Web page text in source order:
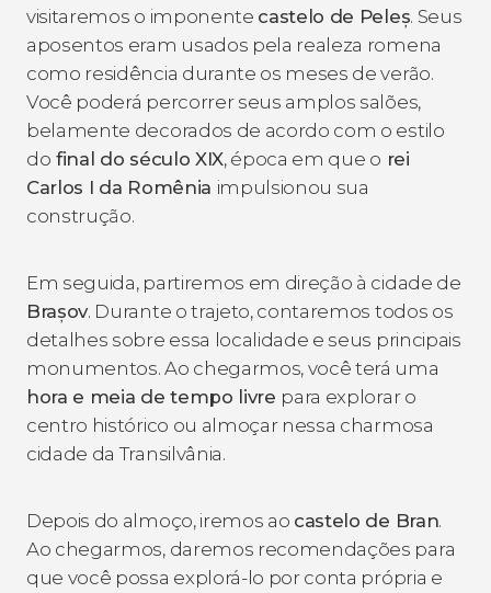
visitaremos o imponente castelo de Peleș. Seus
aposentos eram usados pela realeza romena
como residência durante os meses de verão.
Você poderá percorrer seus amplos salões,
belamente decorados de acordo com o estilo
do final do século XIX, época em que o rei
Carlos I da Romênia impulsionou sua
construção.
Em seguida, partiremos em direção à cidade de
Brașov. Durante o trajeto, contaremos todos os
detalhes sobre essa localidade e seus principais
monumentos. Ao chegarmos, você terá uma
hora e meia de tempo livre para explorar o
centro histórico ou almoçar nessa charmosa
cidade da Transilvânia.
Depois do almoço, iremos ao castelo de Bran.
Ao chegarmos, daremos recomendações para
que você possa explorá-lo por conta própria e